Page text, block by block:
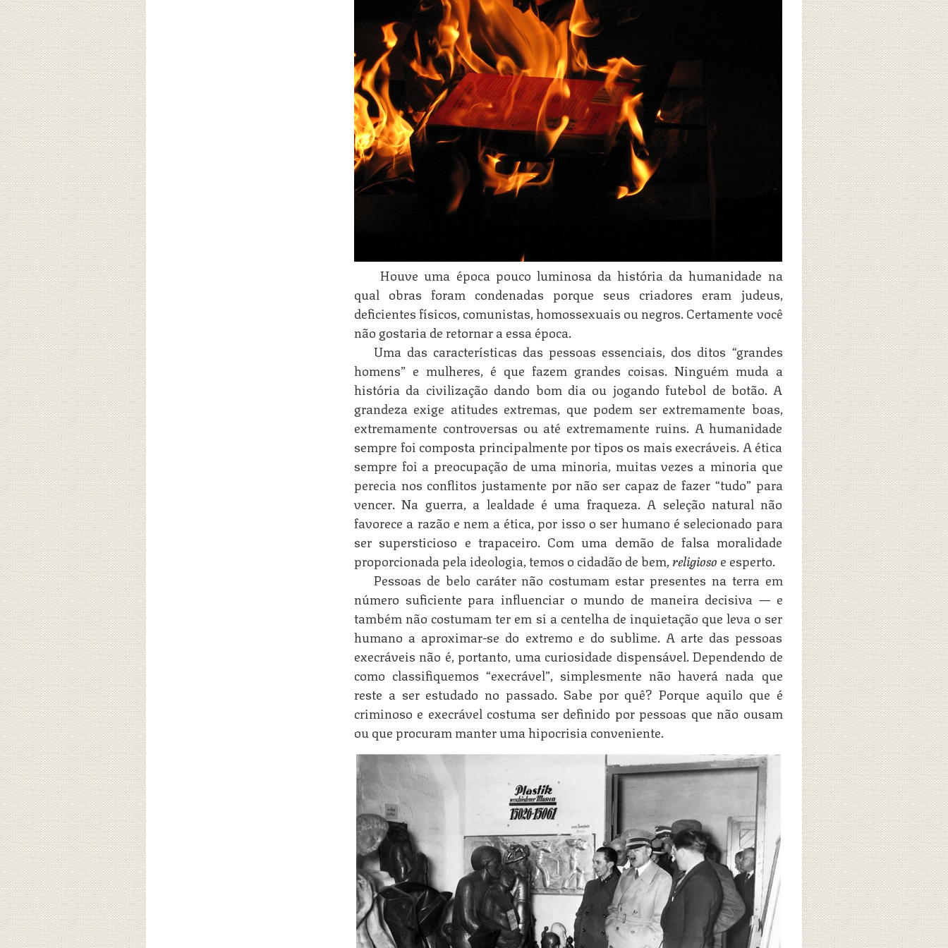
Houve uma época pouco luminosa da história da humanidade na
qual obras foram condenadas porque seus criadores eram judeus,
deficientes físicos, comunistas, homossexuais ou negros. Certamente você
não gostaria de retornar a essa época.
Uma das características das pessoas essenciais, dos ditos “grandes
homens” e mulheres, é que fazem grandes coisas. Ninguém muda a
história da civilização dando bom dia ou jogando futebol de botão. A
grandeza exige atitudes extremas, que podem ser extremamente boas,
extremamente controversas ou até extremamente ruins. A humanidade
sempre foi composta principalmente por tipos os mais execráveis. A ética
sempre foi a preocupação de uma minoria, muitas vezes a minoria que
perecia nos conflitos justamente por não ser capaz de fazer “tudo” para
vencer. Na guerra, a lealdade é uma fraqueza. A seleção natural não
favorece a razão e nem a ética, por isso o ser humano é selecionado para
ser supersticioso e trapaceiro. Com uma demão de falsa moralidade
proporcionada pela ideologia, temos o cidadão de bem, religioso e esperto.
Pessoas de belo caráter não costumam estar presentes na terra em
número suficiente para influenciar o mundo de maneira decisiva — e
também não costumam ter em si a centelha de inquietação que leva o ser
humano a aproximar-se do extremo e do sublime. A arte das pessoas
execráveis não é, portanto, uma curiosidade dispensável. Dependendo de
como classifiquemos “execrável”, simplesmente não haverá nada que
reste a ser estudado no passado. Sabe por quê? Porque aquilo que é
criminoso e execrável costuma ser definido por pessoas que não ousam
ou que procuram manter uma hipocrisia conveniente.